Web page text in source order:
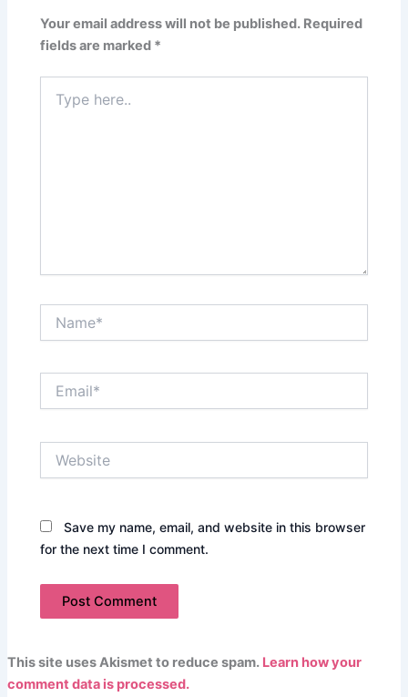
Your email address will not be published. Required
fields are marked *
here..
Save my name, email, and website in this browser
for the next time I comment.
This site uses Akismet to reduce spam. Learn how your
comment data is processed.